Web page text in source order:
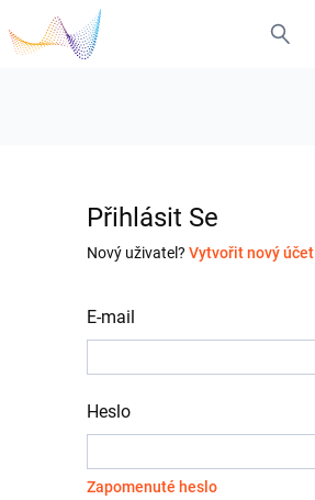
Přihlásit Se
Nový uživatel? Vytvořit nový účet
E-mail
Heslo
Zapomenuté heslo